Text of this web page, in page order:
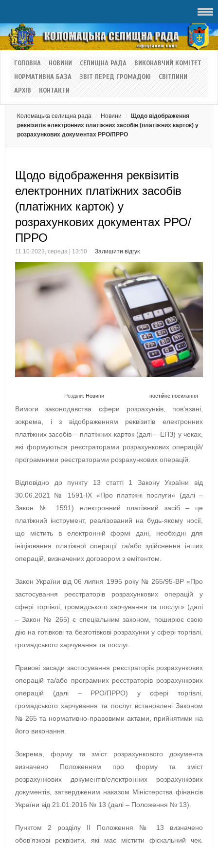
ГОЛОВНА НОВИНИ СЕЛИЩНА РАДА
ВИКОНАВЧИЙ КОМІТЕТ
НОРМАТИВНА БАЗА
ЗВІТ ПЕРЕД ГРОМАДОЮ
СВІТЛИНИ
АРХІВ
КОНТАКТИ
Коломацька селищна рада Новини
Щодо відображення
реквізитів електронних платіжних засобів (платіжних карток) у
розрахункових документах РРО/ПРРО
Щодо відображення реквізитів
електронних платіжних засобів
(платіжних карток) у
розрахункових документах РРО/
ПРРО
11.10.2023, середа | 13:50 Залишити відгук
Розділи: Новини постійне посилання
Вимоги законодавства сфери розрахунків, пов’язані,
зокрема, і з відображенням реквізитів електронних
платіжних засобів – платіжних карток (далі – ЕПЗ) у чеках,
які формуються реєстраторами розрахункових операцій/
програмними реєстраторами розрахункових операцій.
Відповідно до пункту 13 статті 1 Закону України від
30.06.2021 № 1591-ІХ «Про платіжні послуги» (далі –
Закон № 1591) електронний платіжний засіб – це
платіжний інструмент, реалізований на будь-якому носії,
що містить в електронній формі дані, необхідні для
ініціювання платіжної операції та/або здійснення інших
операцій, визначених договором з емітентом.
Закон України від 06 липня 1995 року № 265/95-ВР «Про
застосування реєстраторів розрахункових операцій у
сфері торгівлі, громадського харчування та послуг» (далі
– Закон № 265) є спеціальним законом, поширює свою
дію на готівкові та безготівкові розрахунки у сфері торгівлі,
громадського харчування та послуг.
Правові засади застосування реєстраторів розрахункових
операцій та/або програмних реєстраторів розрахункових
операцій (далі – РРО/ПРРО) у сфері торгівлі,
громадського харчування та послуг встановлені Законом
№ 265 та нормативно-правовими актами, прийнятими на
його виконання.
Зокрема, форму та зміст розрахункового документа
визначено Положенням про форму та зміст
розрахункових документів/електронних розрахункових
документів, затвердженим наказом Міністерства фінансів
України від 21.01.2016 № 13 (далі – Положення № 13).
Пунктом 2 розділу ІІ Положення № 13 визначено
обов’язкові реквізити, які має містити фіскальний чек.